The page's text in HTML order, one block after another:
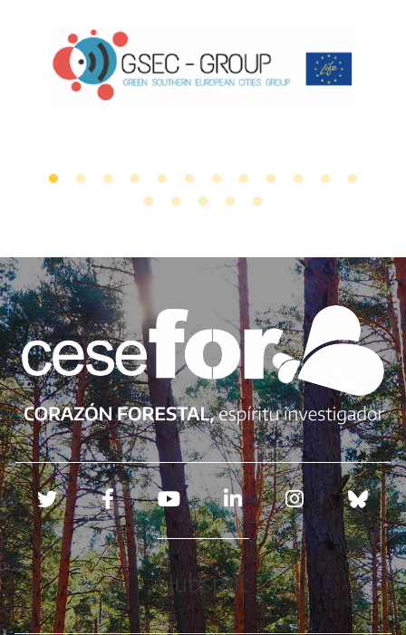
Redes sociales
Hubspot